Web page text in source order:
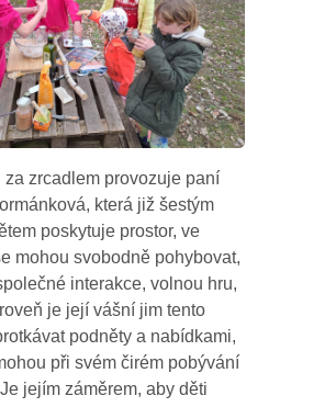
za zrcadlem provozuje paní
která již šestým
poskytuje prostor, ve
mohou svobodně pohybovat,
interakce, volnou hru,
je její vášní jim tento
podněty a nabídkami,
při svém čirém pobývání
jejím záměrem, aby děti